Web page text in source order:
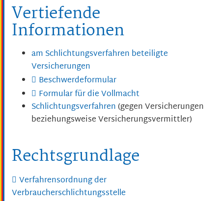
Vertiefende
Informationen
am Schlichtungsverfahren beteiligte
Versicherungen
Beschwerdeformular
Formular für die Vollmacht
Schlichtungsverfahren (gegen Versicherungen
beziehungsweise Versicherungsvermittler)
Rechtsgrundlage
Verfahrensordnung der
Verbraucherschlichtungsstelle